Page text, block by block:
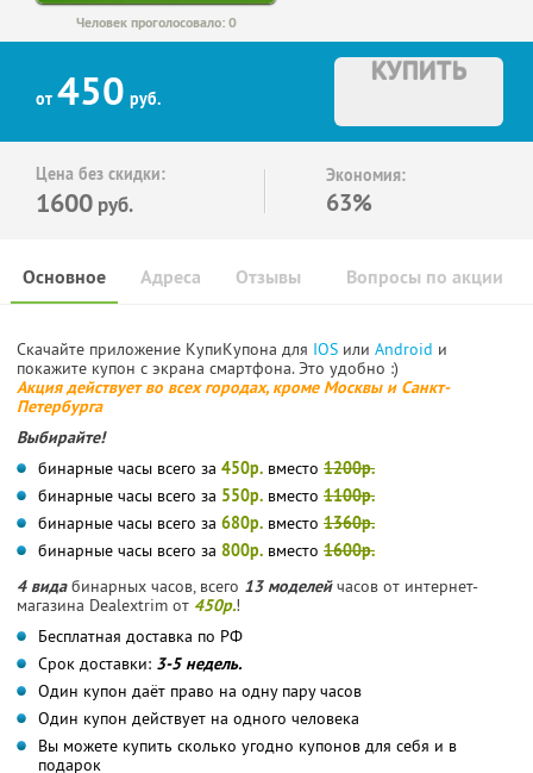
Человек проголосовало: 0
от 450 руб.
КУПИТЬ
Цена без скидки:
1600 руб.
Экономия:
63%
Основное Отзывы Вопросы по акции
Адреса
Скачайте приложение КупиКупона для IOS или Android и
покажите купон с экрана смартфона. Это удобно :)
Акция действует во всех городах, кроме Москвы и Санкт-
Петербурга
Выбирайте!
бинарные часы всего за 450р. вместо 1200р.
бинарные часы всего за 550р. вместо 1100р.
бинарные часы всего за 680р. вместо 1360р.
бинарные часы всего за 800р. вместо 1600р.
4 видабинарных часов, всего 13 моделейчасов от интернет-
магазина Dealextrim от 450р.!
Бесплатная доставка по РФ
Срок доставки: 3-5 недель.
Один купон даёт право на одну пару часов
Один купон действует на одного человека
Вы можете купить сколько угодно купонов для себя и в
подарок